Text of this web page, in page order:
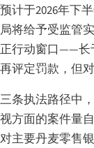
预计于2026年下
局将给予受监管
正行动窗口——长
再评定罚款，但
三条执法路径中
视方面的案件量
对主要丹麦零售